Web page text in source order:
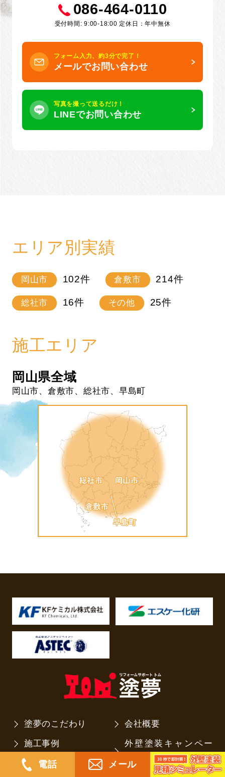
086-464-0110
受付時間: 9:00-18:00 定休日：年中無休
フォーム入力、約3分で完了！
メールでお問い合わせ
写真を撮って送るだけ！
LINEでお問い合わせ
エリア別実績
岡山市 102件 倉敷市 214件
総社市 16件 その他 25件
施工エリア
岡山県全域
岡山市、倉敷市、総社市、早島町
電話 メール
塗夢のこだわり
施工事例
お客様の声
会社概要
外壁塗装キャンペー
ン